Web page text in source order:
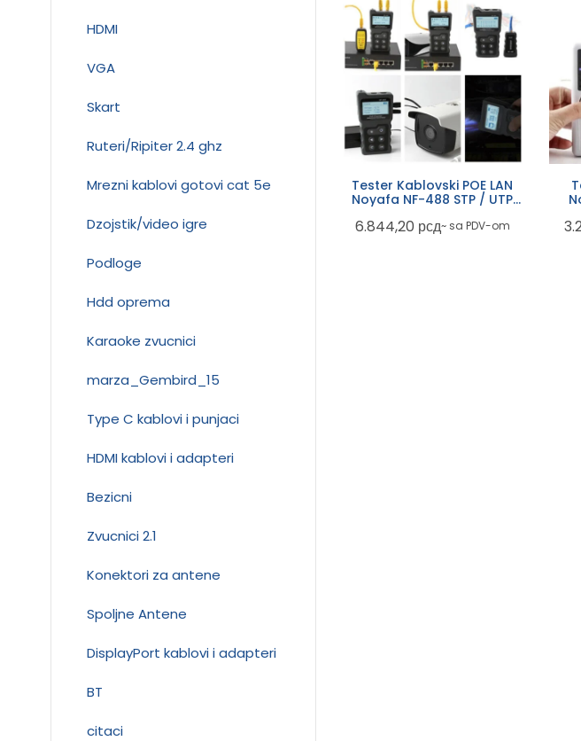
Tester Kablovski POE LAN
Noyafa NF-488 STP / UTP
6.844,20 рсд~ sa PDV-om
HDMI
VGA
Skart
Ruteri/Ripiter 2.4 ghz
Mrezni kablovi gotovi cat 5e
Dzojstik/video igre
Podloge
Hdd oprema
Karaoke zvucnici
marza_Gembird_15
Type C kablovi i punjaci
HDMI kablovi i adapteri
Bezicni
Zvucnici 2.1
Konektori za antene
Spoljne Antene
DisplayPort kablovi i adapteri
BT
citaci